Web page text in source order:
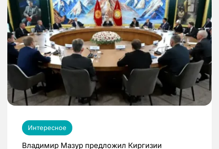
Интересное
Владимир Мазур предложил Киргизии